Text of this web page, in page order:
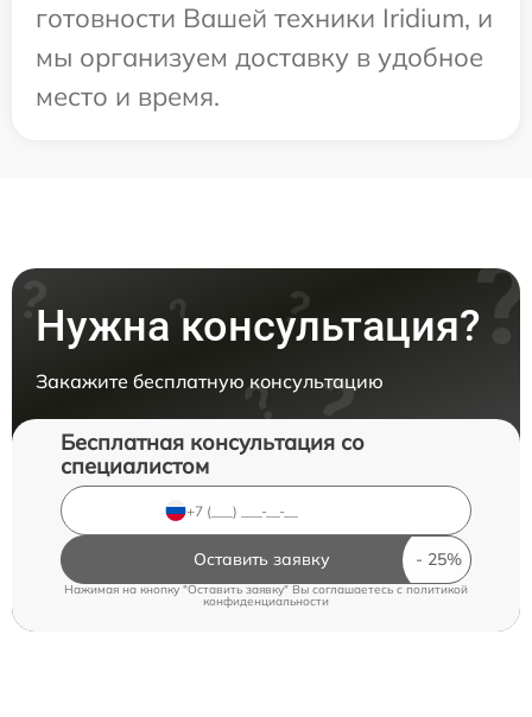
готовности Вашей техники Iridium, и
мы организуем доставку в удобное
место и время.
Нужна консультация?
Закажите бесплатную консультацию
Бесплатная консультация со
специалистом
Оставить заявку
Нажимая на кнопку "Оставить заявку" Вы соглашаетесь c политикой
конфиденциальности